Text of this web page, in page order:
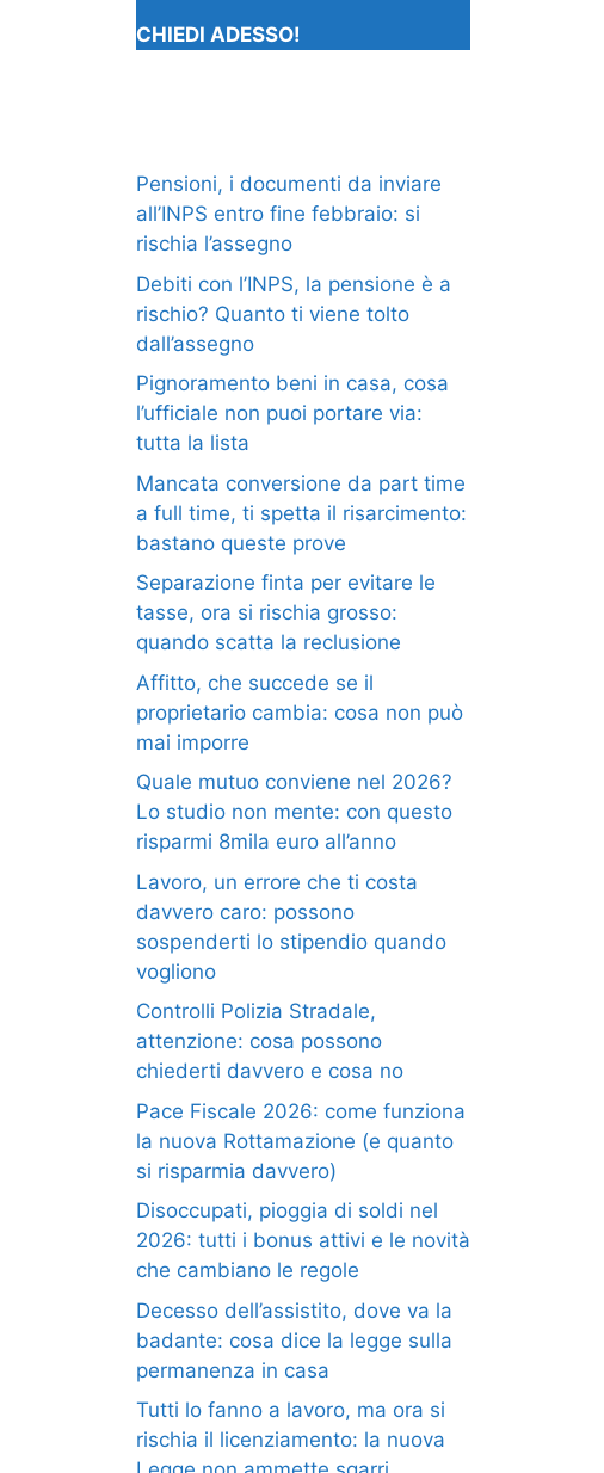
CHIEDI ADESSO!
Pensioni, i documenti da inviare
all’INPS entro fine febbraio: si
rischia l’assegno
Debiti con l’INPS, la pensione è a
rischio? Quanto ti viene tolto
dall’assegno
Pignoramento beni in casa, cosa
l’ufficiale non puoi portare via:
tutta la lista
Mancata conversione da part time
a full time, ti spetta il risarcimento:
bastano queste prove
Separazione finta per evitare le
tasse, ora si rischia grosso:
quando scatta la reclusione
Affitto, che succede se il
proprietario cambia: cosa non può
mai imporre
Quale mutuo conviene nel 2026?
Lo studio non mente: con questo
risparmi 8mila euro all’anno
Lavoro, un errore che ti costa
davvero caro: possono
sospenderti lo stipendio quando
vogliono
Controlli Polizia Stradale,
attenzione: cosa possono
chiederti davvero e cosa no
Pace Fiscale 2026: come funziona
la nuova Rottamazione (e quanto
si risparmia davvero)
Disoccupati, pioggia di soldi nel
2026: tutti i bonus attivi e le novità
che cambiano le regole
Decesso dell’assistito, dove va la
badante: cosa dice la legge sulla
permanenza in casa
Tutti lo fanno a lavoro, ma ora si
rischia il licenziamento: la nuova